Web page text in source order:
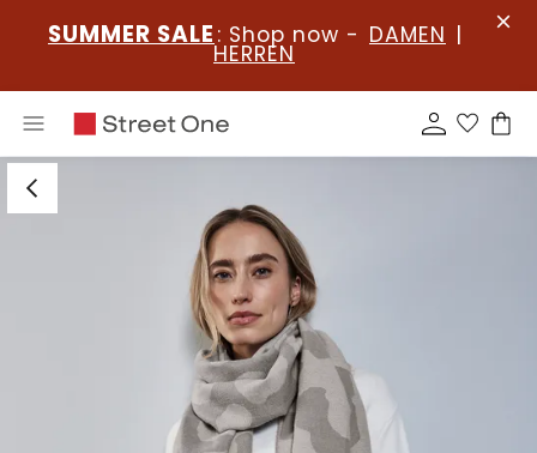
SUMMER SALE : Shop now - DAMEN |
HERREN